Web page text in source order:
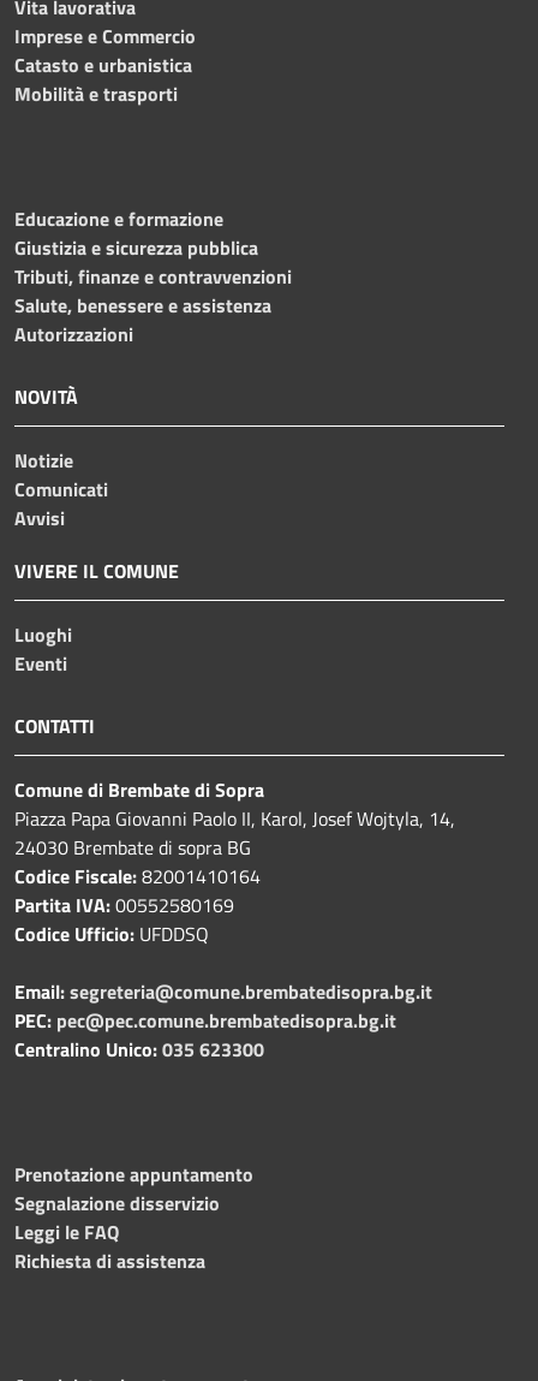
Vita lavorativa
Imprese e Commercio
Catasto e urbanistica
Mobilità e trasporti
Educazione e formazione
Giustizia e sicurezza pubblica
Tributi, finanze e contravvenzioni
Salute, benessere e assistenza
Autorizzazioni
NOVITÀ
Notizie
Comunicati
Avvisi
VIVERE IL COMUNE
Luoghi
Eventi
CONTATTI
Comune di Brembate di Sopra
Piazza Papa Giovanni Paolo II, Karol, Josef Wojtyla, 14,
24030 Brembate di sopra BG
Codice Fiscale:82001410164
Partita IVA:00552580169
Codice Ufficio: UFDDSQ
Email:segreteria@comune.brembatedisopra.bg.it
PEC: pec@pec.comune.brembatedisopra.bg.it
Centralino Unico:035 623300
Prenotazione appuntamento
Segnalazione disservizio
Leggi le FAQ
Richiesta di assistenza